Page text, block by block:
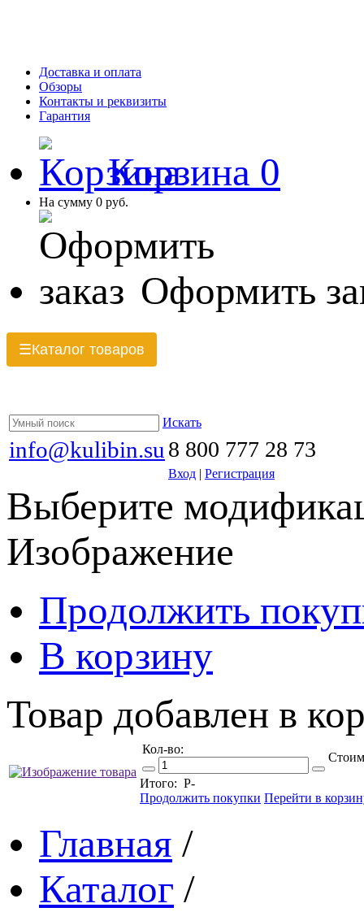
Доставка и оплата
Обзоры
Контакты и реквизиты
Гарантия
Корзина 0
На сумму 0 руб.
Оформить
☰Каталог товаров
Искать
info@kulibin.su 8 800 777 28 73
Вход | Регистрация
Выберите
Изображение
Продолжить
В корзину
Товар добавлен в
Кол-во:
Итого: Р-
Продолжить покупки Перейти в
Главная /
Каталог /